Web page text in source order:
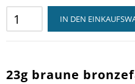
IN DEN
23g braune